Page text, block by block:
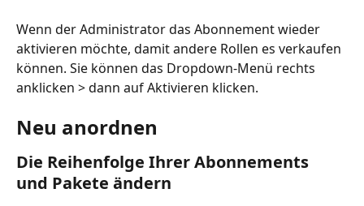
Wenn der Administrator das Abonnement wieder
aktivieren möchte, damit andere Rollen es verkaufen
können. Sie können das Dropdown-Menü rechts
anklicken > dann auf Aktivieren klicken.
Neu anordnen
Die Reihenfolge Ihrer Abonnements
und Pakete ändern